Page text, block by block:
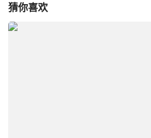
猜你喜欢